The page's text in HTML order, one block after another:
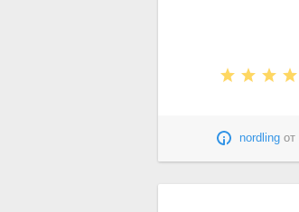
nordling от